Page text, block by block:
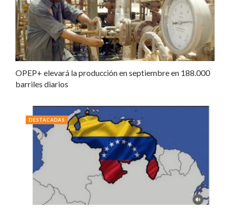
OPEP+ elevará la producción en septiembre en 188.000
barriles diarios
DESTACADAS